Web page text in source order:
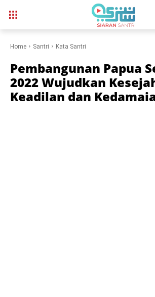
Home Santri Kata Santri
Pembangunan Papua
2022 Wujudkan
Keadilan dan